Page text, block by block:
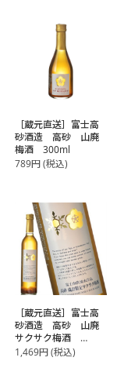
［蔵元直送］富士高
砂酒造 高砂 山廃
梅酒 300ml
789円(税込)
［蔵元直送］富士高
砂酒造 高砂 山廃
サクサク梅酒
500ml
1,469円(税込)